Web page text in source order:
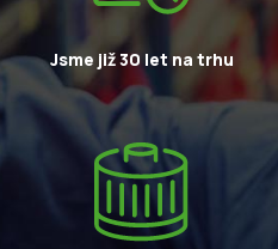
Jsme již 30 let na trhu